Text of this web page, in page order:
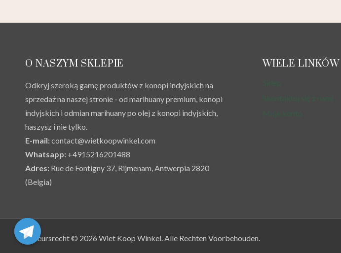
O NASZYM SKLEPIE
Odkryj szeroką gamę produktów z konopi indyjskich na
sprzedaż na naszej stronie - od marihuany premium, konopi
indyjskich i odmian marihuany po olej z konopi indyjskich,
haszysz i nie tylko.
E-mail:contact@wietkoopwinkel.com
Whatsapp: +4915216201488
Adres: Rue de Fontigny 37, Rijmenam, Antwerpia 2820
(Belgia)
WIELE LINKÓW
Auteursrecht © 2026 Wiet Koop Winkel. Alle Rechten Voorbehouden.